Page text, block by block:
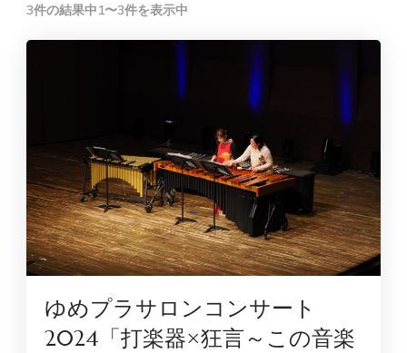
3件の結果中1〜3件を表示中
ゆめプラサロンコンサート
2024「打楽器×狂言～この音楽